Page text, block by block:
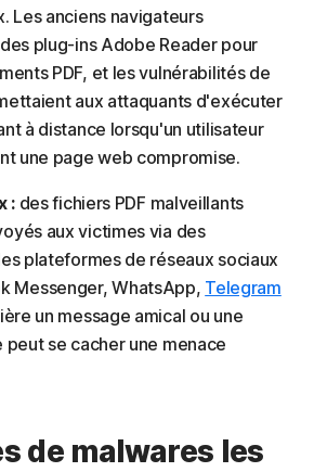
Les anciens navigateurs
plug-ins Adobe Reader pour
PDF, et les vulnérabilités de
aux attaquants d'exécuter
à distance lorsqu'un utilisateur
une page web compromise.
:des fichiers PDF malveillants
aux victimes via des
plateformes de réseaux sociaux
Messenger, WhatsApp, Telegram
un message amical ou une
se cacher une menace
de malwares les